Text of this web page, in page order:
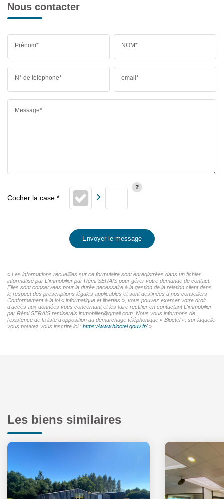
Nous contacter
Prénom* NOM*
N° de téléphone* email*
Message*
Envoyer le message
« Les informations recueillies sur ce formulaire sont enregistrées dans un fichier
informatisé par L'immobilier par Rémi SERAIS pour gérer votre demande de contact.
Elles sont conservées pour la durée nécessaire à la gestion de la relation client dans
le respect des prescriptions légales applicables et sont destinées à nos conseillers
Conformément à la loi « informatique et libertés », vous pouvez exercer votre droit
d'accès aux données vous concernant et les faire rectifier en contactant L'immobilier
par Rémi SERAIS remiserais.immobilier@gmail.com. Nous vous informons de
l'existence de la liste d'opposition au démarchage téléphonique « Bloctel », sur laquelle
vous pouvez vous inscrire ici : https://www.bloctel.gouv.fr/»
Les biens similaires